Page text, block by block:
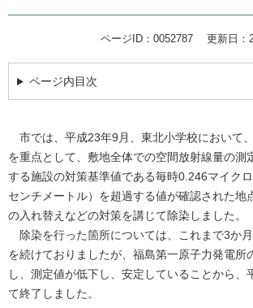
ページID：0052787 更新日：
ページ内目次
市では、平成23年9月、東北小学校において
を重点として、敷地全体での空間放射線量の測
する施設の対策基準値である毎時0.246マイク
センチメートル）を超過する値が確認された地
の入れ替えなどの対策を講じて除染しました。
除染を行った箇所については、これまで3か
を続けておりましたが、福島第一原子力発電所
し、測定値が低下し、安定していることから、
て終了しました。